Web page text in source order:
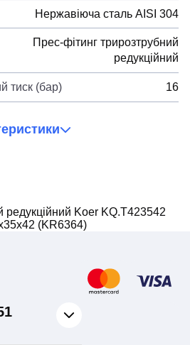
Нержавіюча сталь AISI 304
Прес-фітинг трирозтрубний
редукційний
тиск (бар) 16
редукційний Koer KQ.T423542
(KR6364)